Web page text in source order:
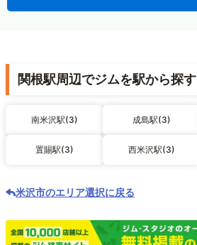
関根駅周辺でジムを駅から探す
南米沢駅(3) 成島駅(3)
置賜駅(3) 西米沢駅(3)
米沢市のエリア選択に戻る